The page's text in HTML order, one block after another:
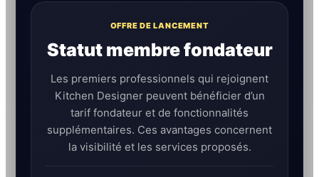
OFFRE DE LANCEMENT
Statut membre fondateur
Les premiers professionnels qui rejoignent
Kitchen Designer peuvent bénéficier d’un
tarif fondateur et de fonctionnalités
supplémentaires. Ces avantages concernent
la visibilité et les services proposés.